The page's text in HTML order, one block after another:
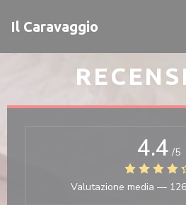
Il Caravaggio
4.4 /5
Valutazione media —